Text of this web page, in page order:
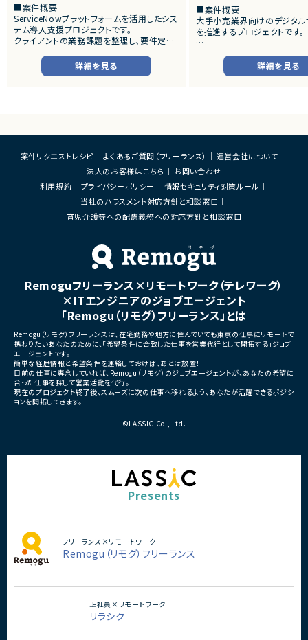
■案件概要
ServiceNowプラットフォームを活用したシス
テム導入支援プロジェクトです。
クライアントの業務課題を整理し、要件定義
だきます。
・詳細設計書、テスト仕様書等のドキュメント
作成
・成果物レビューおよび品質管理
・開発メンバーへの技術支援、進捗管理
・少人数体制でのプロジェクト推進
プロジェクト拡大に伴う増員募集
詳細を見る
■案件概要
大手小売業界向けのデジタ
を推進するプロジェクトです。
■プロダクトやサービスの概
・店舗向けスマホアプリおよ
システムの継続的なエンハ
・要件整理および要件定義支
・バックエンドシステムの設計
・コードレビューの実施
・リリース対応および品質向
・技術課題に対する検討、提
・ステークホルダーとの調整
ケーション
・サービスの継続的な機能拡
募集
■担当工程
・要件定義
・基本設計
・詳細設計
・テスト
・リリース対応
■その他補足
・全体約100名規模の大型プ
詳細を見る
案件リクエストレシピ よくあるご質問（フリーランス）
運営会社について
法人のお客様はこちら
お問い合わせ
利用規約
プライバシーポリシー
情報セキュリティ対策ルール
当社のハラスメント対応方針と相談窓口
育児介護等への配慮義務への対応方針と相談窓口
Remoguフリーランス×リモートワーク（テレワーク）
×ITエンジニアのジョブエージェント
「Remogu（リモグ）フリーランス」とは
Remogu（リモグ）フリーランスは、在宅勤務や地方に住んでいても東京の仕事にリモートで
携わりたいあなたのために、「希望条件に合致した仕事を営業代行として開拓する」ジョブ
エージェントです。
簡単な経歴情報と希望条件を連絡しておけば、あとは放置！
目前の仕事に専念していれば、Remogu（リモグ）のジョブエージェントが、あなたの希望に
合った仕事を探して営業活動を代行。
現在のプロジェクト終了後、スムーズに次の仕事へ移れるよう、あなたが活躍できるポジシ
ョンを開拓してきます。
©LASSIC Co., Ltd.
Presents
フリーランス×リモートワーク
Remogu（リモグ）フリーランス
正社員×リモートワーク
リラシク